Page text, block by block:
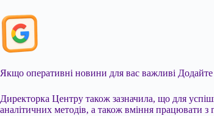
Якщо оперативні новини для вас важливі
Директорка Центру також зазначила, що для
аналітичних методів, а також вміння працювати